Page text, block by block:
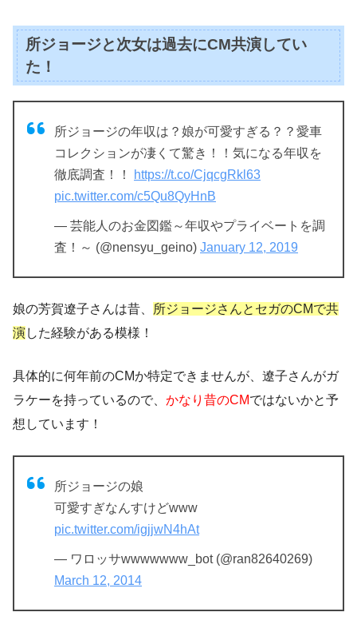
所ジョージと次女は過去にCM共演してい
た！
所ジョージの年収は？娘が可愛すぎる？？愛車
コレクションが凄くて驚き！！気になる年収を
徹底調査！！
https://t.co/CjqcgRkl63
pic.twitter.com/c5Qu8QyHnB
— 芸能人のお金図鑑～年収やプライベートを調
査！～ (@nensyu_geino) January 12, 2019
娘の芳賀遼子さんは昔、 所ジョージさんとセガのCMで共
演した経験がある模様！
具体的に何年前のCMか特定できませんが、遼子さんがガ
ラケーを持っているので、 かなり昔のCMではないかと予
想しています！
所ジョージの娘
可愛すぎなんすけどwww
pic.twitter.com/igjjwN4hAt
— ワロッサwwwwwww_bot (@ran82640269)
March 12, 2014